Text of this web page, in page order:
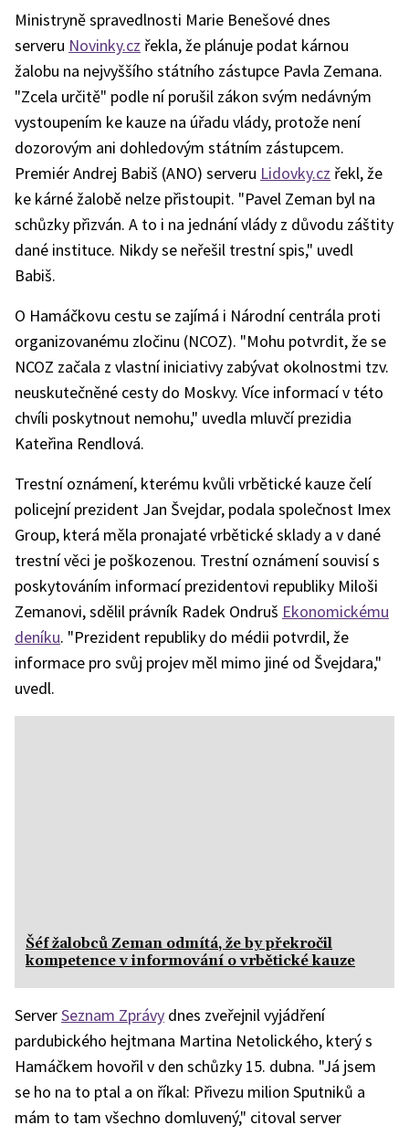
Ministryně spravedlnosti Marie Benešové dnes
serveru Novinky.cz řekla, že plánuje podat kárnou
žalobu na nejvyššího státního zástupce Pavla Zemana.
"Zcela určitě" podle ní porušil zákon svým nedávným
vystoupením ke kauze na úřadu vlády, protože není
dozorovým ani dohledovým státním zástupcem.
Premiér Andrej Babiš (ANO) serveru Lidovky.cz řekl, že
ke kárné žalobě nelze přistoupit. "Pavel Zeman byl na
schůzky přizván. A to i na jednání vlády z důvodu záštity
dané instituce. Nikdy se neřešil trestní spis," uvedl
Babiš.
O Hamáčkovu cestu se zajímá i Národní centrála proti
organizovanému zločinu (NCOZ). "Mohu potvrdit, že se
NCOZ začala z vlastní iniciativy zabývat okolnostmi tzv.
neuskutečněné cesty do Moskvy. Více informací v této
chvíli poskytnout nemohu," uvedla mluvčí prezidia
Kateřina Rendlová.
Trestní oznámení, kterému kvůli vrbětické kauze čelí
policejní prezident Jan Švejdar, podala společnost Imex
Group, která měla pronajaté vrbětické sklady a v dané
trestní věci je poškozenou. Trestní oznámení souvisí s
poskytováním informací prezidentovi republiky Miloši
Zemanovi, sdělil právník Radek Ondruš Ekonomickému
deníku. "Prezident republiky do médii potvrdil, že
informace pro svůj projev měl mimo jiné od Švejdara,"
uvedl.
Šéf žalobců Zeman odmítá, že by překročil
kompetence v informování o vrbětické kauze
ServerSeznam Zprávy dnes zveřejnil vyjádření
pardubického hejtmana Martina Netolického, který s
Hamáčkem hovořil v den schůzky 15. dubna. "Já jsem
se ho na to ptal a on říkal: Přivezu milion Sputniků a
mám to tam všechno domluvený," citoval server